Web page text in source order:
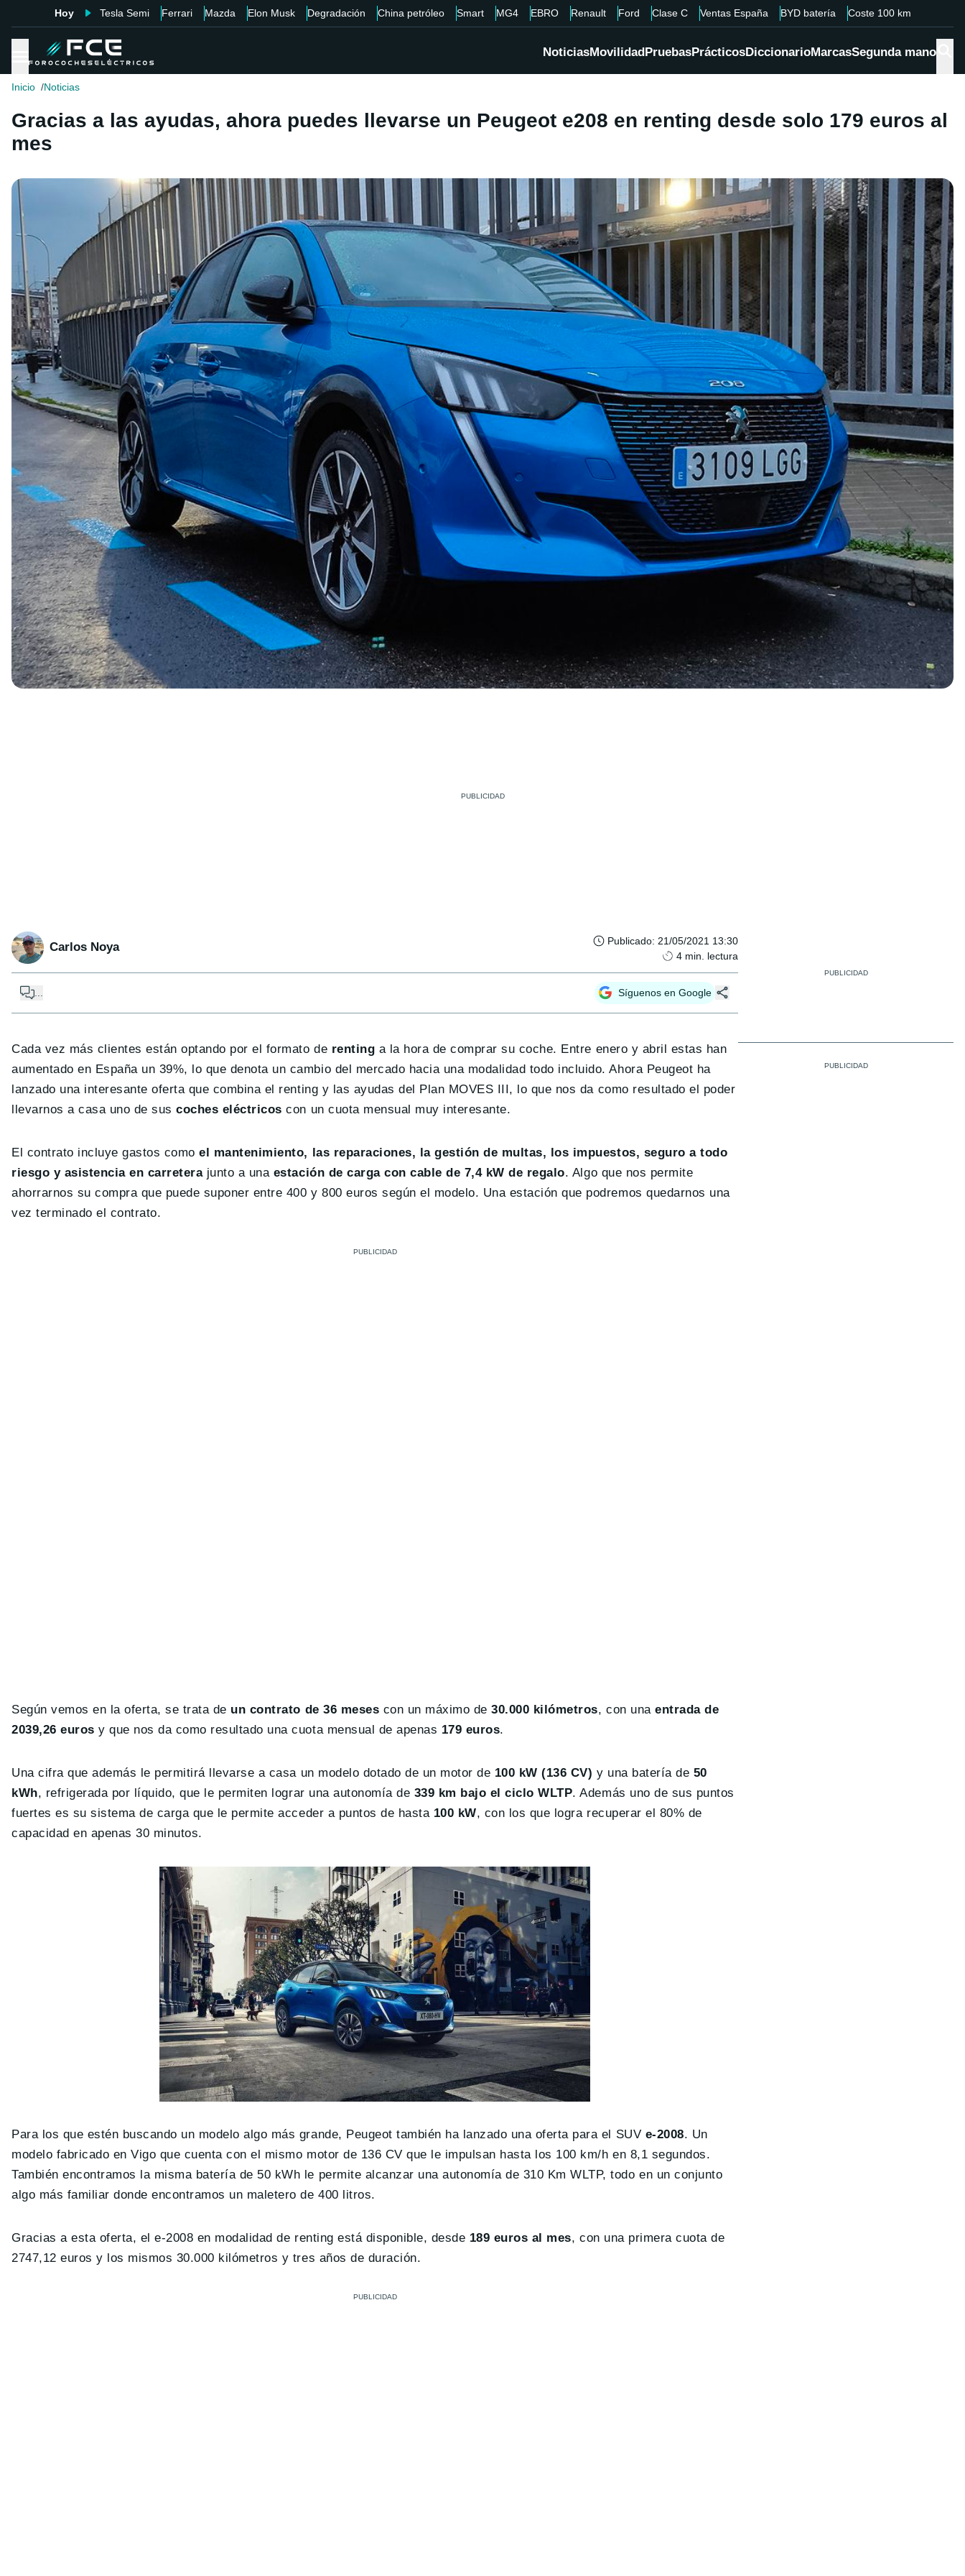
Hoy Tesla Semi Ferrari Mazda Elon Musk Degradación China petróleo Smart MG4 EBRO Renault Ford Clase C Ventas España BYD batería Coste 100 km
NoticiasMovilidadPruebasPrácticosDiccionarioMarcasSegunda mano
Inicio Noticias
Gracias a las ayudas, ahora puedes llevarse un Peugeot e208 en renting desde solo 179 euros al
mes
Carlos Noya Publicado: 21/05/2021 13:30
4 min. lectura
Síguenos en Google
Cada vez más clientes están optando por el formato de renting a la hora de comprar su coche. Entre enero y abril estas han
aumentado en España un 39%, lo que denota un cambio del mercado hacia una modalidad todo incluido. Ahora Peugeot ha
lanzado una interesante oferta que combina el renting y las ayudas del Plan MOVES III, lo que nos da como resultado el poder
llevarnos a casa uno de suscoches eléctricos con un cuota mensual muy interesante.
El contrato incluye gastos comoel mantenimiento, las reparaciones, la gestión de multas, los impuestos, seguro a todo
riesgo y asistencia en carreterajunto a una estación de carga con cable de 7,4 kW de regalo. Algo que nos permite
ahorrarnos su compra que puede suponer entre 400 y 800 euros según el modelo. Una estación que podremos quedarnos una
vez terminado el contrato.
Según vemos en la oferta, se trata de un contrato de 36 meses con un máximo de30.000 kilómetros, con unaentrada de
2039,26 euros y que nos da como resultado una cuota mensual de apenas 179 euros.
Una cifra que además le permitirá llevarse a casa un modelo dotado de un motor de 100 kW (136 CV) y una batería de 50
kWh, refrigerada por líquido, que le permiten lograr una autonomía de 339 km bajo el ciclo WLTP. Además uno de sus puntos
fuertes es su sistema de carga que le permite acceder a puntos de hasta 100 kW, con los que logra recuperar el 80% de
capacidad en apenas 30 minutos.
Para los que estén buscando un modelo algo más grande, Peugeot también ha lanzado una oferta para el SUV e-2008. Un
modelo fabricado en Vigo que cuenta con el mismo motor de 136 CV que le impulsan hasta los 100 km/h en 8,1 segundos.
También encontramos la misma batería de 50 kWh le permite alcanzar una autonomía de 310 Km WLTP, todo en un conjunto
algo más familiar donde encontramos un maletero de 400 litros.
Gracias a esta oferta, el e-2008 en modalidad de renting está disponible, desde 189 euros al mes, con una primera cuota de
2747,12 euros y los mismos 30.000 kilómetros y tres años de duración.